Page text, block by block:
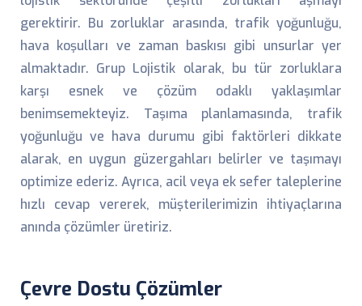
gerektirir. Bu zorluklar arasında, trafik yoğunluğu,
hava koşulları ve zaman baskısı gibi unsurlar yer
almaktadır. Grup Lojistik olarak, bu tür zorluklara
karşı esnek ve çözüm odaklı yaklaşımlar
benimsemekteyiz. Taşıma planlamasında, trafik
yoğunluğu ve hava durumu gibi faktörleri dikkate
alarak, en uygun güzergahları belirler ve taşımayı
optimize ederiz. Ayrıca, acil veya ek sefer taleplerine
hızlı cevap vererek, müşterilerimizin ihtiyaçlarına
anında çözümler üretiriz.
Çevre Dostu Çözümler